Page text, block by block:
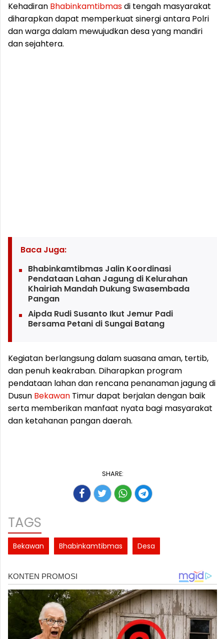
Kehadiran Bhabinkamtibmasdi tengah masyarakat
diharapkan dapat memperkuat sinergi antara Polri
dan warga dalam mewujudkan desa yang mandiri
dan sejahtera.
Baca Juga:
Bhabinkamtibmas Jalin Koordinasi
Pendataan Lahan Jagung di Kelurahan
Khairiah Mandah Dukung Swasembada
Pangan
Aipda Rudi Susanto Ikut Jemur Padi
Bersama Petani di Sungai Batang
Kegiatan berlangsung dalam suasana aman, tertib,
dan penuh keakraban. Diharapkan program
pendataan lahan dan rencana penanaman jagung di
Dusun Bekawan Timur dapat berjalan dengan baik
serta memberikan manfaat nyata bagi masyarakat
dan ketahanan pangan daerah.
SHARE:
TAGS
Bekawan Bhabinkamtibmas Desa